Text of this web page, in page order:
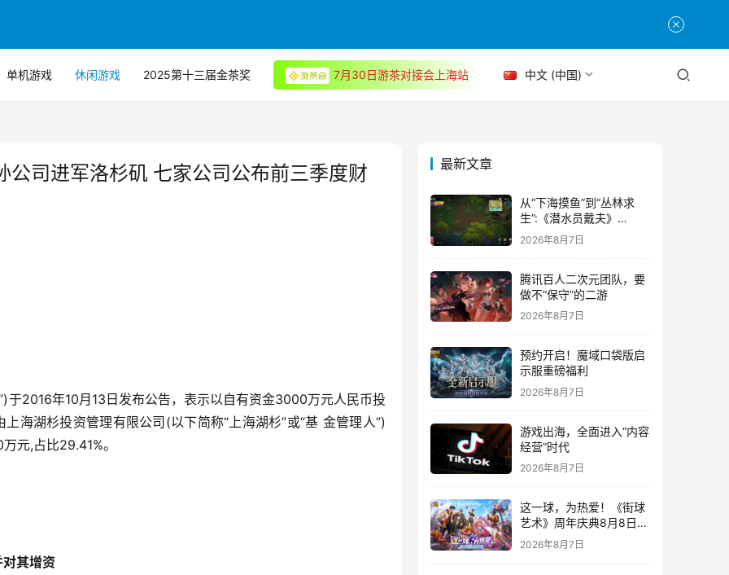
单机游戏 休闲游戏 2025第十三届金茶奖 7月30日游茶对接会上海站 中文 (中国)
司进军洛杉矶 七家公司公布前三季度财
于2016年10月13日发布公告，表示以自有资金3000万元人民币投
海湖杉投资管理有限公司(以下简称“上海湖杉”或“基 金管理人”)
元,占比29.41%。
其增资
最新文章
从“下海摸鱼”到“丛林求
生”:《潜水员戴夫》
DLC《丛林》移动端定档
8月14日
2026年8月7日
腾讯百人二次元团队，要
做不“保守”的二游
2026年8月7日
预约开启！魔域口袋版启
示服重磅福利
2026年8月7日
游戏出海，全面进入“内容
经营”时代
2026年8月7日
这一球，为热爱！《街球
艺术》周年庆典8月8日正
式上线，多重福利与全新
内容同步开启
2026年8月7日